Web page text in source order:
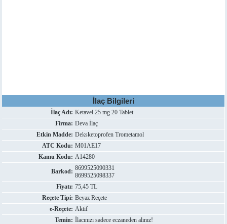
İlaç Bilgileri
İlaç Adı: Ketavel 25 mg 20 Tablet
Firma: Deva İlaç
Etkin Madde: Deksketoprofen Trometamol
ATC Kodu: M01AE17
Kamu Kodu: A14280
Barkod: 8699525090331
8699525098337
Fiyatı: 75,45 TL
Reçete Tipi: Beyaz Reçete
e-Reçete: Aktif
Temin: İlacınızı sadece eczaneden alınız!